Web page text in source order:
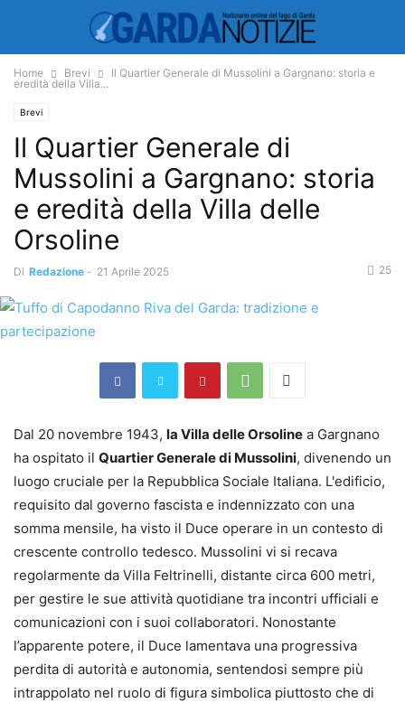
Home Brevi
Il Quartier Generale di Mussolini a Gargnano: storia e
eredità della Villa...
Brevi
Il Quartier Generale di
Mussolini a Gargnano: storia
e eredità della Villa delle
Orsoline
Di Redazione - 21 Aprile 2025 25
Dal 20 novembre 1943, la Villa delle Orsoline a Gargnano
ha ospitato il Quartier Generale di Mussolini, divenendo un
luogo cruciale per la Repubblica Sociale Italiana. L'edificio,
requisito dal governo fascista e indennizzato con una
somma mensile, ha visto il Duce operare in un contesto di
crescente controllo tedesco. Mussolini vi si recava
regolarmente da Villa Feltrinelli, distante circa 600 metri,
per gestire le sue attività quotidiane tra incontri ufficiali e
comunicazioni con i suoi collaboratori. Nonostante
l’apparente potere, il Duce lamentava una progressiva
perdita di autorità e autonomia, sentendosi sempre più
intrappolato nel ruolo di figura simbolica piuttosto che di